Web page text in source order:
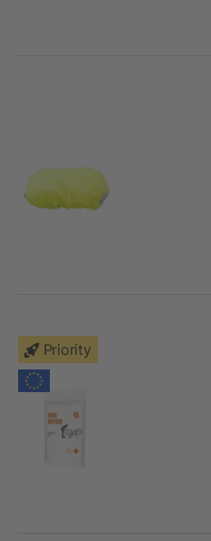
Priority